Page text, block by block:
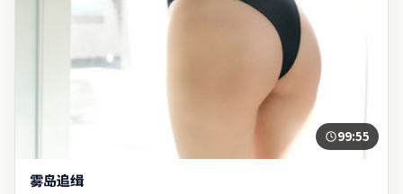
99:55
雾岛追缉